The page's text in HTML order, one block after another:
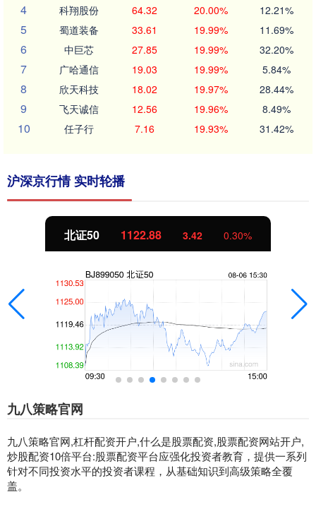
4 科翔股份 64.32 20.00% 12.21%
5 蜀道装备 33.61 19.99% 11.69%
6 中巨芯 27.85 19.99% 32.20%
7 广哈通信 19.03 19.99% 5.84%
8 欣天科技 18.02 19.97% 28.44%
9 飞天诚信 12.56 19.96% 8.49%
10 任子行 7.16 19.93% 31.42%
沪深京行情 实时轮播
北证50 1122.88 3.42 0.30%
九八策略官网
九八策略官网,杠杆配资开户,什么是股票配资,股票配资网站开户,
炒股配资10倍平台:股票配资平台应强化投资者教育，提供一系列
针对不同投资水平的投资者课程，从基础知识到高级策略全覆
盖。